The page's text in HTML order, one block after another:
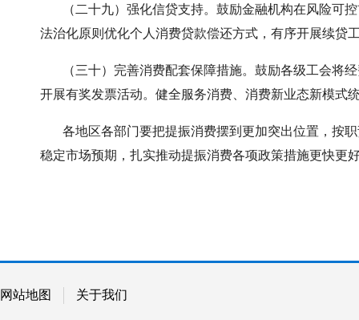
（二十九）强化信贷支持。鼓励金融机构在风险可控
法治化原则优化个人消费贷款偿还方式，有序开展续贷
（三十）完善消费配套保障措施。鼓励各级工会将经
开展有奖发票活动。健全服务消费、消费新业态新模式
各地区各部门要把提振消费摆到更加突出位置，按职
稳定市场预期，扎实推动提振消费各项政策措施更快更
网站地图 关于我们